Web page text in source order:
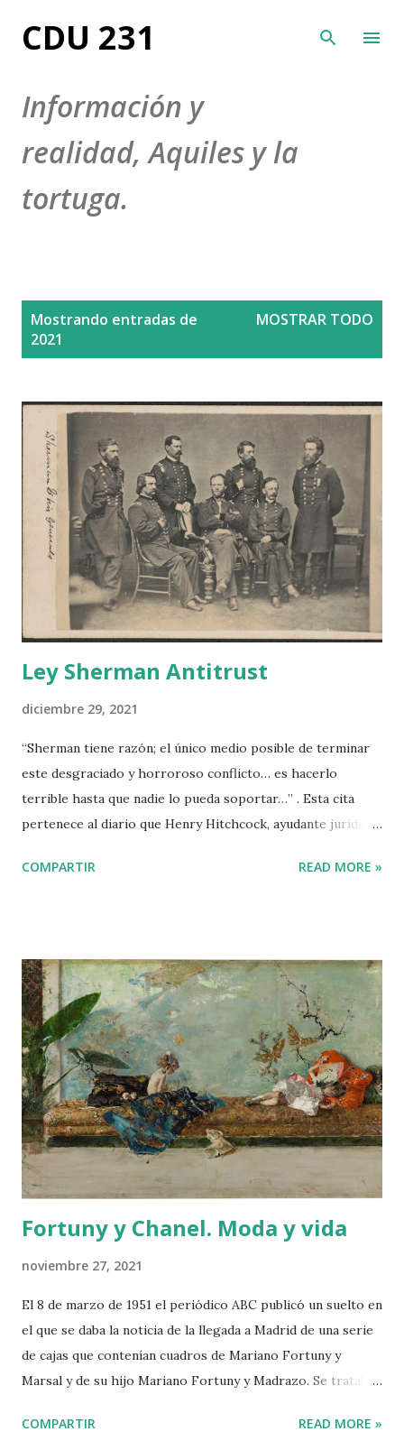
Ir al contenido principal
CDU 231
Información y
realidad, Aquiles y la
tortuga.
Mostrando entradas de
2021
MOSTRAR TODO
Ley Sherman Antitrust
diciembre 29, 2021
“Sherman tiene razón; el único medio posible de terminar
este desgraciado y horroroso conflicto… es hacerlo
terrible hasta que nadie lo pueda soportar…” . Esta cita
pertenece al diario que Henry Hitchcock, ayudante jurídico
experiencia en la Guerra Civil norteamericana. Sherman fue
mismo concepto de aniquilación del enemigo, de forma
indiscriminada, en las Guerras Indias. Fundamentalmente (a
partir de 1866) contra los sioux. Sentados: Major General
John Alexander Logan, Lieutenant General William
Tecumseh Sherman , Major General Henry Warner Slocum.
De pie: Major General Oliver Otis Howard, Major General
William Babcock Hazen, Major General Jefferson Columbus
Davis, Major General Joseph Anthony Mower. Fotografía
de Mathew Brady, 1865. Library of Congress. She...
COMPARTIR READ MORE »
Fortuny y Chanel. Moda y vida
noviembre 27, 2021
El 8 de marzo de 1951 el periódico ABC publicó un suelto en
el que se daba la noticia de la llegada a Madrid de una serie
de cajas que contenían cuadros de Mariano Fortuny y
Marsal y de su hijo Mariano Fortuny y Madrazo. Se trataba
Madrazo, Henriette Negrin, a diversos museos en Madrid,
COMPARTIR READ MORE »